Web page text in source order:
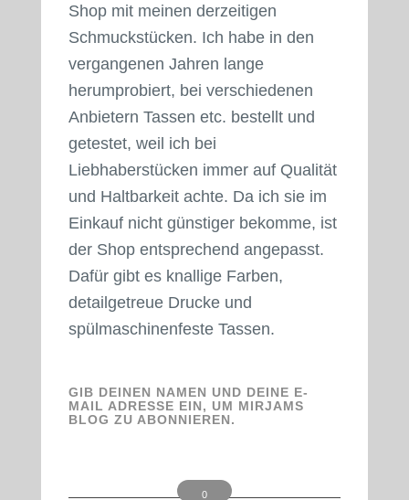
Shop mit meinen derzeitigen
Schmuckstücken. Ich habe in den
vergangenen Jahren lange
herumprobiert, bei verschiedenen
Anbietern Tassen etc. bestellt und
getestet, weil ich bei
Liebhaberstücken immer auf Qualität
und Haltbarkeit achte. Da ich sie im
Einkauf nicht günstiger bekomme, ist
der Shop entsprechend angepasst.
Dafür gibt es knallige Farben,
detailgetreue Drucke und
spülmaschinenfeste Tassen.
GIB DEINEN NAMEN UND DEINE E-
MAIL ADRESSE EIN, UM MIRJAMS
BLOG ZU ABONNIEREN.
0